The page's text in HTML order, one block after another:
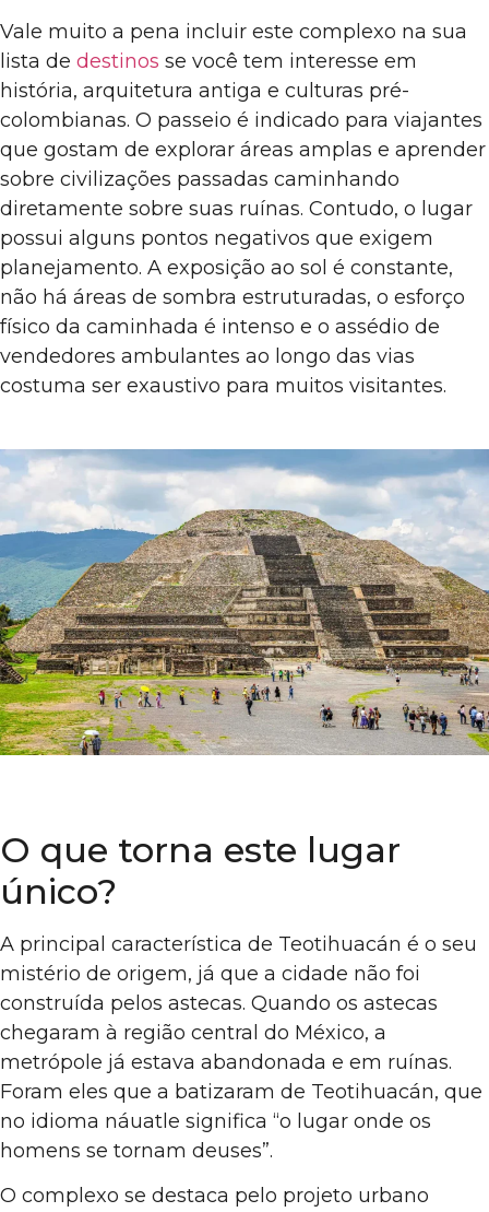
Vale muito a pena incluir este complexo na sua
lista de destinos se você tem interesse em
história, arquitetura antiga e culturas pré-
colombianas. O passeio é indicado para viajantes
que gostam de explorar áreas amplas e aprender
sobre civilizações passadas caminhando
diretamente sobre suas ruínas. Contudo, o lugar
possui alguns pontos negativos que exigem
planejamento. A exposição ao sol é constante,
não há áreas de sombra estruturadas, o esforço
físico da caminhada é intenso e o assédio de
vendedores ambulantes ao longo das vias
costuma ser exaustivo para muitos visitantes.
O que torna este lugar
único?
A principal característica de Teotihuacán é o seu
mistério de origem, já que a cidade não foi
construída pelos astecas. Quando os astecas
chegaram à região central do México, a
metrópole já estava abandonada e em ruínas.
Foram eles que a batizaram de Teotihuacán, que
no idioma náuatle significa “o lugar onde os
homens se tornam deuses”.
O complexo se destaca pelo projeto urbano